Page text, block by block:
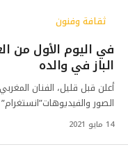
ثقافة وفنون
في اليوم الأول من
الباز في والده
أعلن قبل قليل، الفنان
الصور
14 مايو 2021